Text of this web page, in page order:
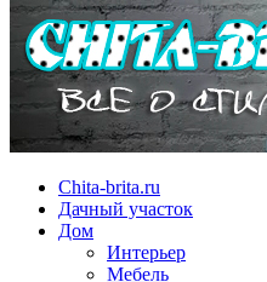
Chita-brita.ru
Дачный участок
Дом
Интерьер
Мебель